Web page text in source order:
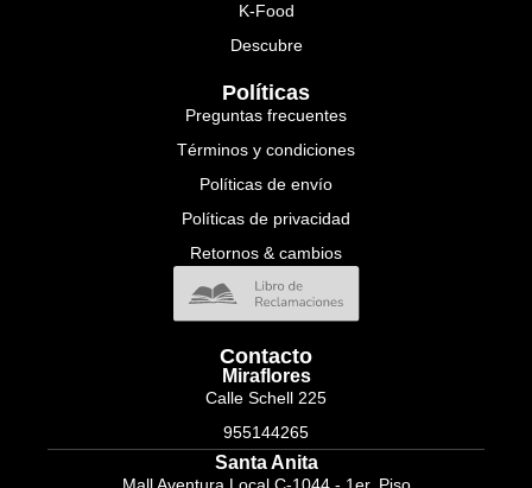
K-Food
Descubre
Políticas
Preguntas frecuentes
Términos y condiciones
Políticas de envío
Políticas de privacidad
Retornos & cambios
Contacto
Miraflores
Calle Schell 225
955144265
Santa Anita